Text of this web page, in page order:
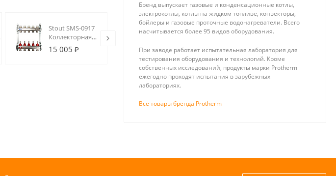
Stout SMS-0917
Коллекторная
группа 05 вых.
из
15 005 ₽
Simplex RTL
комплекте с
термостатической
головкой, прямой
1/2 x 3/4
7 005 ₽
GSM / Wi-Fi /
Etherrnet
контроллер
44 300 ₽
Бренд выпускает газовые и конденсационные котлы,
электрокотлы, котлы на жидком топливе, конвекторы,
бойлеры и газовые проточные водонагреватели. Всего
насчитывается более 95 видов оборудования.
При заводе работает испытательная лаборатория для
тестирования оборудования и технологий. Кроме
собственных исследований, продукты марки Protherm
ежегодно проходят испытания в зарубежных
лабораториях.
Все товары бренда Protherm